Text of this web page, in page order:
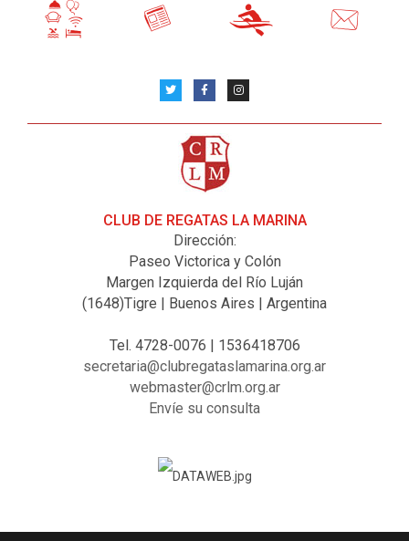
CLUB DE REGATAS LA MARINA
Dirección:
Paseo Victorica y Colón
Margen Izquierda del Río Luján
(1648)Tigre | Buenos Aires | Argentina
Tel. 4728-0076 | 1536418706
secretaria@clubregataslamarina.org.ar
webmaster@crlm.org.ar
Envíe su consulta